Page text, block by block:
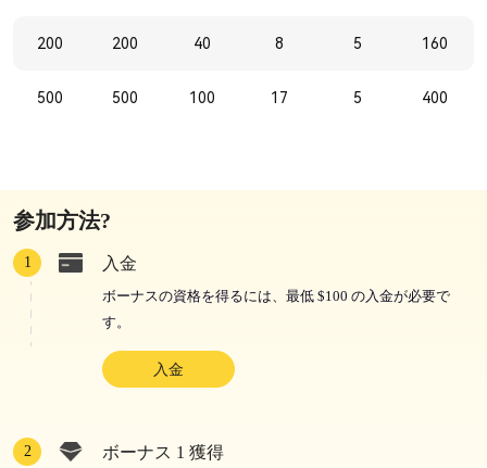
200 200 40 8 5 160
500 500 100 17 5 400
参加方法?
1 入金
ボーナスの資格を得るには、最低 $100 の入金が必要で
す。
入金
2 ボーナス 1 獲得